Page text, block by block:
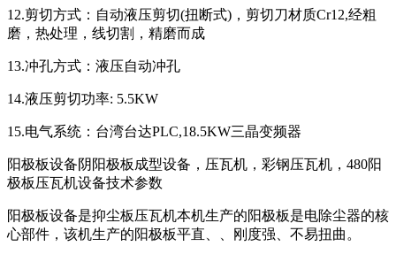
12.剪切方式：自动液压剪切(扭断式)，剪切刀材质Cr12,经粗
磨，热处理，线切割，精磨而成
13.冲孔方式：液压自动冲孔
14.液压剪切功率: 5.5KW
15.电气系统：台湾台达PLC,18.5KW三晶变频器
阳极板设备阴阳极板成型设备，压瓦机，彩钢压瓦机，480阳
极板压瓦机设备技术参数
阳极板设备是抑尘板压瓦机本机生产的阳极板是电除尘器的核
心部件，该机生产的阳极板平直、、刚度强、不易扭曲。